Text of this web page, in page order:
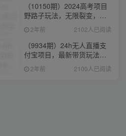
（10150期）2024高考项目
野路子玩法，无限裂变，最
高一天1W＋！
2年前 2102人已阅读
（9934期）24h无人直播支
付宝项目，最新带货玩法，
纯躺赚实测日入500+
2年前 2100人已阅读